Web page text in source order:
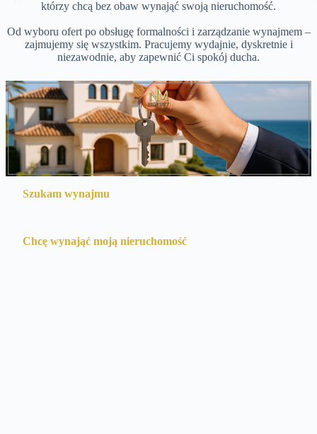
którzy chcą bez obaw wynająć swoją nieruchomość.
Od wyboru ofert po obsługę formalności i zarządzanie wynajmem –
zajmujemy się wszystkim. Pracujemy wydajnie, dyskretnie i
niezawodnie, aby zapewnić Ci spokój ducha.
Szukam wynajmu
Chcę wynająć moją nieruchomość